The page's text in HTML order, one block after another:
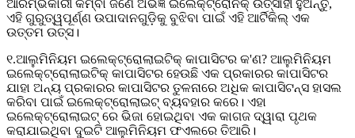
ଆରମ୍ଭକାରୀ କିମ୍ବା ଜଣେ ଅଭିଜ୍ଞ ଇଲେକ୍ଟ୍ରୋନିକ୍ ଉତ୍ସାହୀ ହୁଅନ୍ତୁ,
ଏହି ଗୁରୁତ୍ୱପୂର୍ଣ୍ଣ ଉପାଦାନଗୁଡ଼ିକୁ ବୁଝିବା ପାଇଁ ଏହି ଆର୍ଟିକିଲ୍ ଏକ
ଉତ୍ତମ ଉତ୍ସ।
୧.ଆଲୁମିନିୟମ ଇଲେକ୍ଟ୍ରୋଲାଇଟିକ୍ କାପାସିଟର କ'ଣ? ଆଲୁମିନିୟମ
ଇଲେକ୍ଟ୍ରୋଲାଇଟିକ୍ କାପାସିଟର ହେଉଛି ଏକ ପ୍ରକାରର କାପାସିଟର
ଯାହା ଅନ୍ୟ ପ୍ରକାରର କାପାସିଟର ତୁଳନାରେ ଅଧିକ କାପାସିଟନ୍ସ ହାସଲ
କରିବା ପାଇଁ ଇଲେକ୍ଟ୍ରୋଲାଇଟ୍ ବ୍ୟବହାର କରେ। ଏହା
ଇଲେକ୍ଟ୍ରୋଲାଇଟ୍ ରେ ଭିଜା ହୋଇଥିବା ଏକ କାଗଜ ଦ୍ୱାରା ପୃଥକ
କରାଯାଇଥିବା ଦୁଇଟି ଆଲୁମିନିୟମ ଫଏଲରେ ତିଆରି।